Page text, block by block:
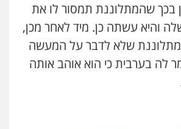
שמואל – משרד עו"ד
משפט פלילי
בכך שהמתלוננת תמסור לו את
והיא עשתה כן. מיד לאחר מכן,
שלא לדבר על המעשה
לה בערבית כי הוא אוהב אותה